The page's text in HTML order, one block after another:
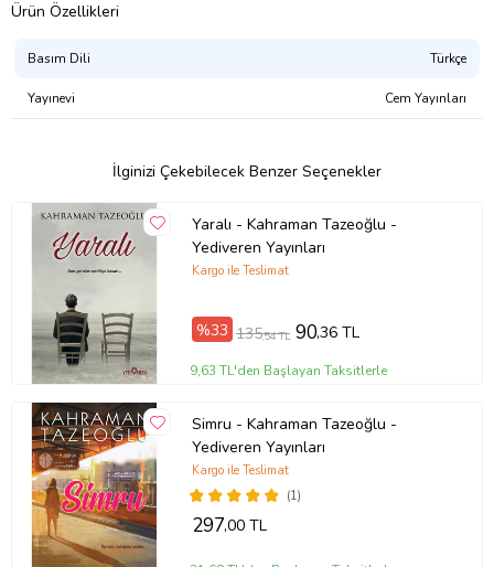
daha buluşturacak.
Ruh ziynetleri, bir şişeye konulup denize bırakılmış mektuplar gibi
sahibini arıyor.
Ürün Adı: Ruh Ziynetleri
Ürün Kodu: 9786051833255
Yazar: Tuğba Akbey İnan
Basım Yılı: 2021
Kapak Türü: Karton Kapak
Sayfa Sayısı: 136
Ürün Özellikleri
Basım Dili Türkçe
Yayınevi Cem Yayınları
İlginizi Çekebilecek Benzer Seçenekler
Yaralı - Kahraman Tazeoğlu -
Yediveren Yayınları
Kargo ile Teslimat
%33 135,54 TL 90,36 TL
9,63 TL'den Başlayan Taksitlerle
Simru - Kahraman Tazeoğlu -
Yediveren Yayınları
(1)
Kargo ile Teslimat
297,00 TL